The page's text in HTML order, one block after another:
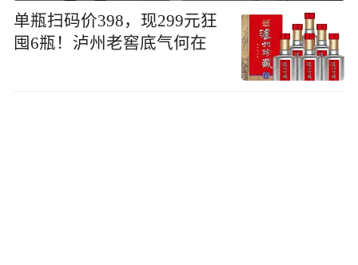
单瓶扫码价398，现299元狂
囤6瓶！泸州老窖底气何在